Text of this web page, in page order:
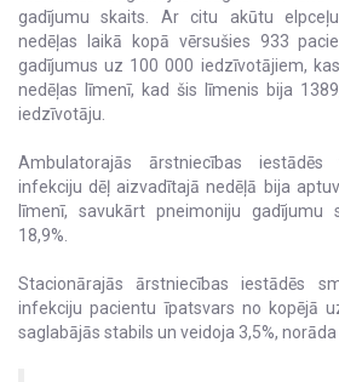
gadījumu skaits. Ar citu akūtu
nedēļas laikā kopā vērsušies 933
gadījumus uz 100 000 iedzīvotājiem,
nedēļas līmenī, kad šis līmenis bija
iedzīvotāju.
Ambulatorajās ārstniecības
infekciju dēļ aizvadītajā nedēļā bija
līmenī, savukārt pneimoniju gadījumu
18,9%.
Stacionārajās ārstniecības iestādēs
infekciju pacientu īpatsvars no kopējā
saglabājās stabils un veidoja 3,5%, norāda